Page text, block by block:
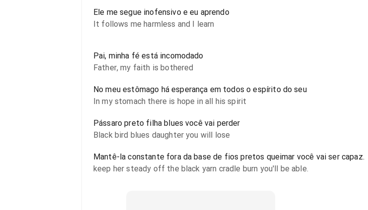
Ele me segue inofensivo e eu aprendo
It follows me harmless and I learn
Pai, minha fé está incomodado
Father, my faith is bothered
No meu estômago há esperança em todos o espírito do seu
In my stomach there is hope in all his spirit
Pássaro preto filha blues você vai perder
Black bird blues daughter you will lose
Mantê-la constante fora da base de fios pretos queimar você vai ser capaz.
keep her steady off the black yarn cradle burn you'll be able.